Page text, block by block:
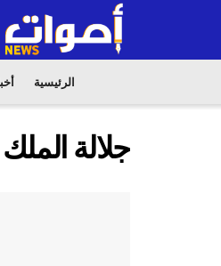
الرئيسية
جلالة